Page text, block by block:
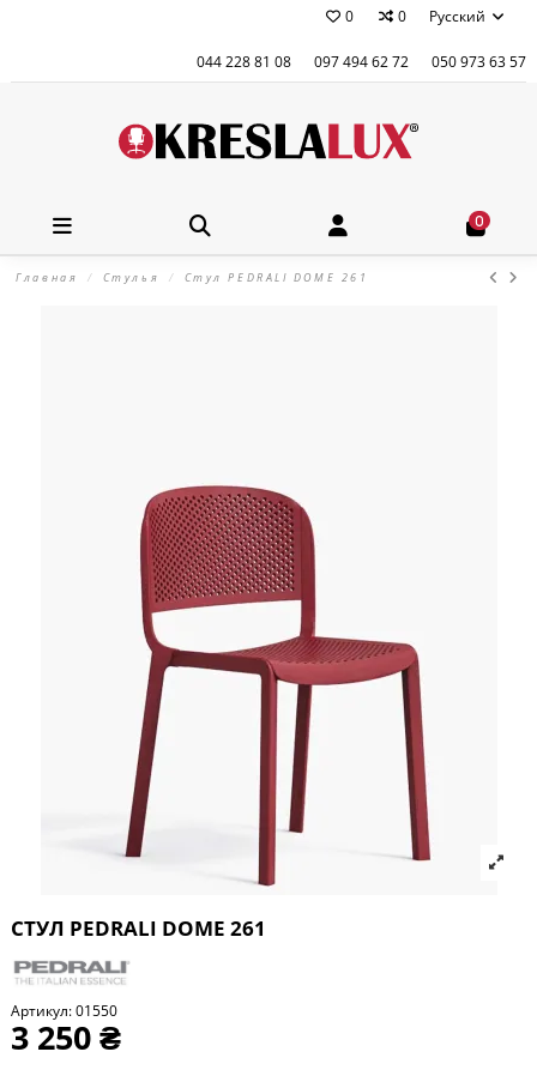
0 0 Русский
044 228 81 08 097 494 62 72 050 973 63 57
0
Главная Стулья Стул PEDRALI DOME 261
СТУЛ PEDRALI DOME 261
Артикул:01550
3 250 ₴